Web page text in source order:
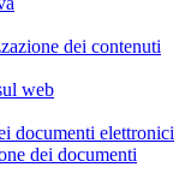
dei contenuti
web
documenti elettronici
dei documenti